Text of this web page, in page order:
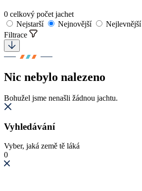
0 celkový počet jachet
Nejstarší
Nejnovější Nejlevnější
Filtrace
Nic nebylo nalezeno
Bohužel jsme nenašli žádnou jachtu.
Vyhledávání
Vyber, jaká země tě láká
0